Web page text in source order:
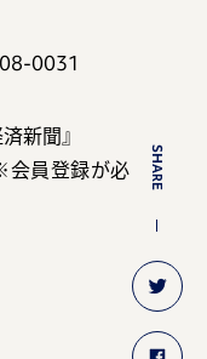
SHARE
0031
新聞』
会員登録が必